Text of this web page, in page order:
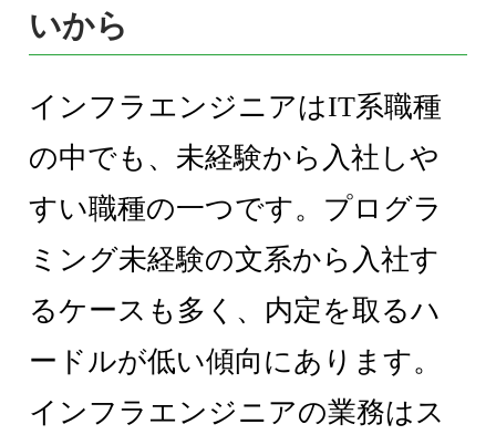
いから
インフラエンジニアはIT系職種
の中でも、未経験から入社しや
すい職種の一つです。プログラ
ミング未経験の文系から入社す
るケースも多く、内定を取るハ
ードルが低い傾向にあります。
インフラエンジニアの業務はス